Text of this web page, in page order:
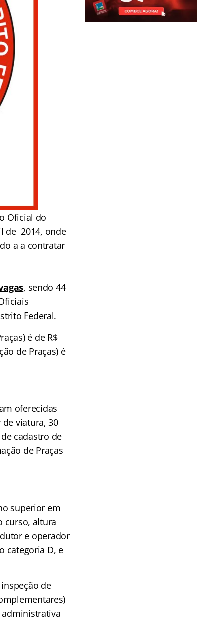
Oficial do
de 2014, onde
a a contratar
, sendo 44
Federal.
é de R$
de Praças) é
oferecidas
viatura, 30
cadastro de
de Praças
superior em
curso, altura
e operador
categoria D, e
de
administrativa